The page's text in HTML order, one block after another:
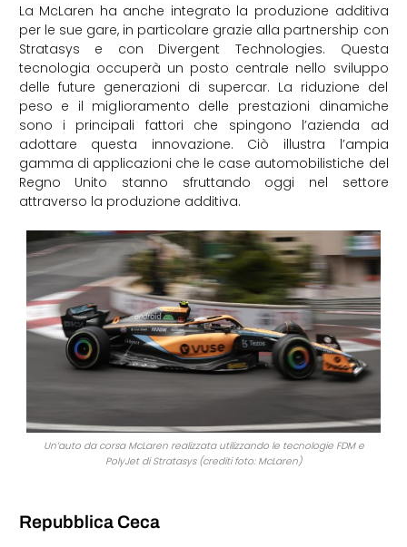
La McLaren ha anche integrato la produzione additiva
per le sue gare, in particolare grazie alla partnership con
Stratasys e con Divergent Technologies. Questa
tecnologia occuperà un posto centrale nello sviluppo
delle future generazioni di supercar. La riduzione del
peso e il miglioramento delle prestazioni dinamiche
sono i principali fattori che spingono l’azienda ad
adottare questa innovazione. Ciò illustra l’ampia
gamma di applicazioni che le case automobilistiche del
Regno Unito stanno sfruttando oggi nel settore
attraverso la produzione additiva.
Un’auto da corsa McLaren realizzata utilizzando le tecnologie FDM e
PolyJet di Stratasys (crediti foto: McLaren)
Repubblica Ceca